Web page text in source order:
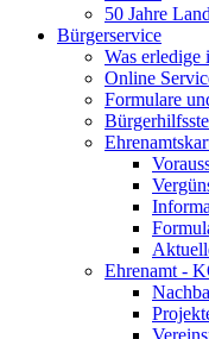
50 Jahre
Bürgerservice
Was erledige
Online
Formulare
Ehrenamt -